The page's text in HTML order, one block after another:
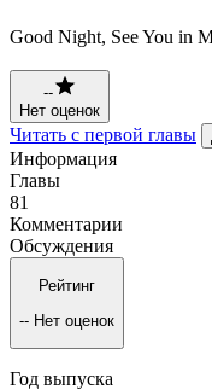
Good Night, See You in
--
Нет оценок
Читать с первой главы
Информация
Главы
81
Комментарии
Обсуждения
Рейтинг
-- Нет оценок
Год выпуска